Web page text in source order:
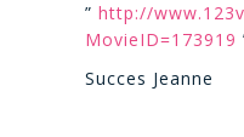
” http://
MovieID=173919
Succes Jeanne